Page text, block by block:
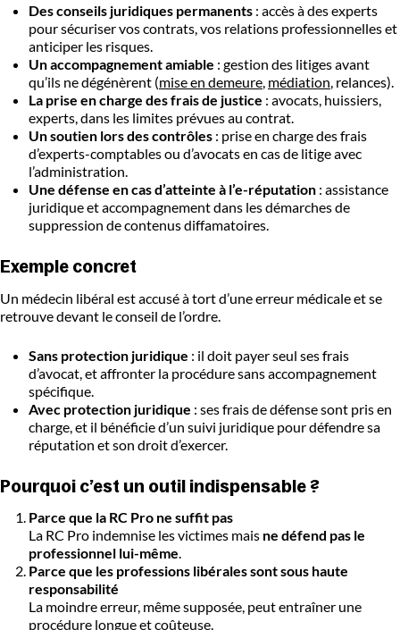
Des conseils juridiques permanents : accès à des experts
pour sécuriser vos contrats, vos relations professionnelles et
anticiper les risques.
Un accompagnement amiable : gestion des litiges avant
qu’ils ne dégénèrent (mise en demeure, médiation, relances).
La prise en charge des frais de justice : avocats, huissiers,
experts, dans les limites prévues au contrat.
Un soutien lors des contrôles : prise en charge des frais
d’experts-comptables ou d’avocats en cas de litige avec
l’administration.
Une défense en cas d’atteinte à l’e-réputation : assistance
juridique et accompagnement dans les démarches de
suppression de contenus diffamatoires.
Exemple concret
Un médecin libéral est accusé à tort d’une erreur médicale et se
retrouve devant le conseil de l’ordre.
Sans protection juridique : il doit payer seul ses frais
d’avocat, et affronter la procédure sans accompagnement
spécifique.
Avec protection juridique : ses frais de défense sont pris en
charge, et il bénéficie d’un suivi juridique pour défendre sa
réputation et son droit d’exercer.
Pourquoi c’est un outil indispensable ?
Parce que la RC Pro ne suffit pas
La RC Pro indemnise les victimes mais ne défend pas le
professionnel lui-même.
Parce que les professions libérales sont sous haute
responsabilité
La moindre erreur, même supposée, peut entraîner une
procédure longue et coûteuse.